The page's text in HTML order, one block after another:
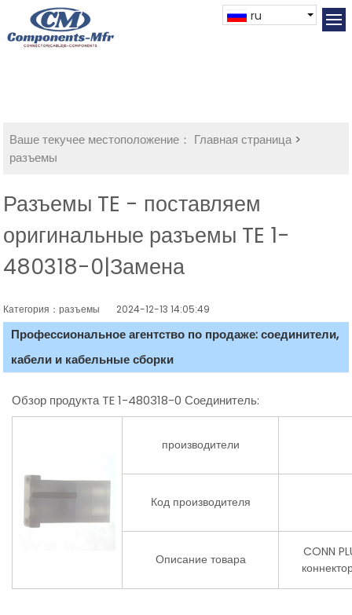
ru
Ваше текучее местоположение： Главная страница>
разъемы
Разъемы TE - поставляем
оригинальные разъемы TE 1-
480318-0|Замена
Категория：разъемы 2024-12-13 14:05:49
Профессиональное агентство по продаже: соединители,
кабели и кабельные сборки
Обзор продукта TE 1-480318-0 Соединитель:
производители
Код производителя
Описание товара
CONN